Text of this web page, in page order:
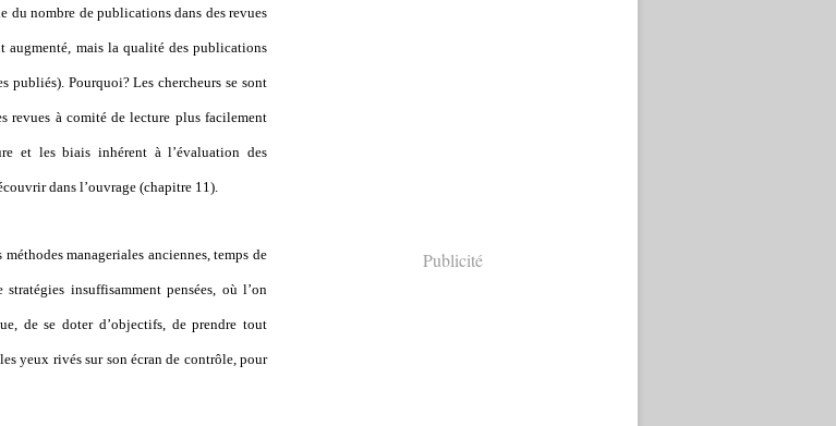
du nombre de publications dans des revues
augmenté, mais la qualité des publications
publiés). Pourquoi? Les chercheurs se sont
revues à comité de lecture plus facilement
et les biais inhérent à l’évaluation des
dans l’ouvrage (chapitre 11).
manageriales anciennes, temps de
insuffisamment pensées, où l’on
de se doter d’objectifs, de prendre tout
yeux rivés sur son écran de contrôle, pour
Publicité